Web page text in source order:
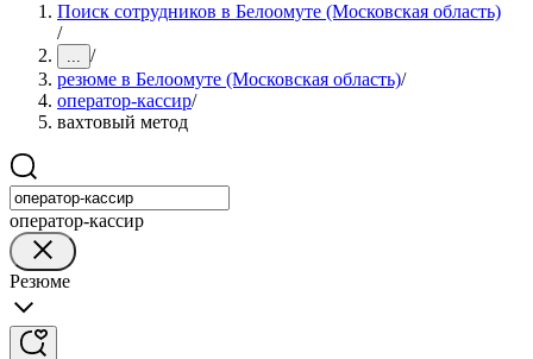
Поиск сотрудников в Белоомуте (Московская область)
/
... /
резюме в Белоомуте (Московская область)/
оператор-кассир/
вахтовый метод
оператор-кассир
Резюме